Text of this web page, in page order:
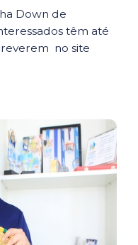
Down de
têm até
no site